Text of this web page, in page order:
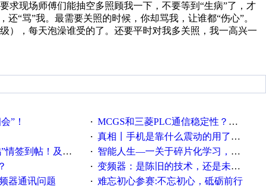
求现场师傅们能抽空多照顾我一下，不要等到“生病”了，才
“骂”我。最需要关照的时候，你却骂我，让谁都“伤心”。
），每天泡澡谁受的了。还要平时对我多关照，我一高兴一
”！ · MCGS和三菱PLC通信稳定性？？？
· 真相丨手机是靠什么震动的用了这么多年才知道！
时更新在线研讨会预告 · 智能人生—一关于碎片化学习，看这一篇就够了！
· 变频器：是陈旧的技术，还是未来的幕后英雄？
器通讯问题 · 难忘初心参赛:不忘初心，砥砺前行